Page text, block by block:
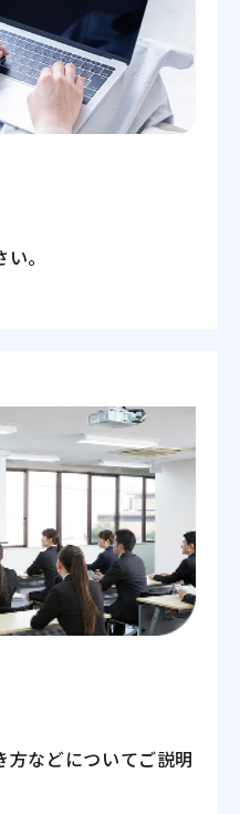
。
方などについてご説明